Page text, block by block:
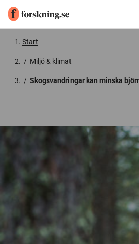
Start
/ Miljö & klimat
/ Skogsvandringar kan minska